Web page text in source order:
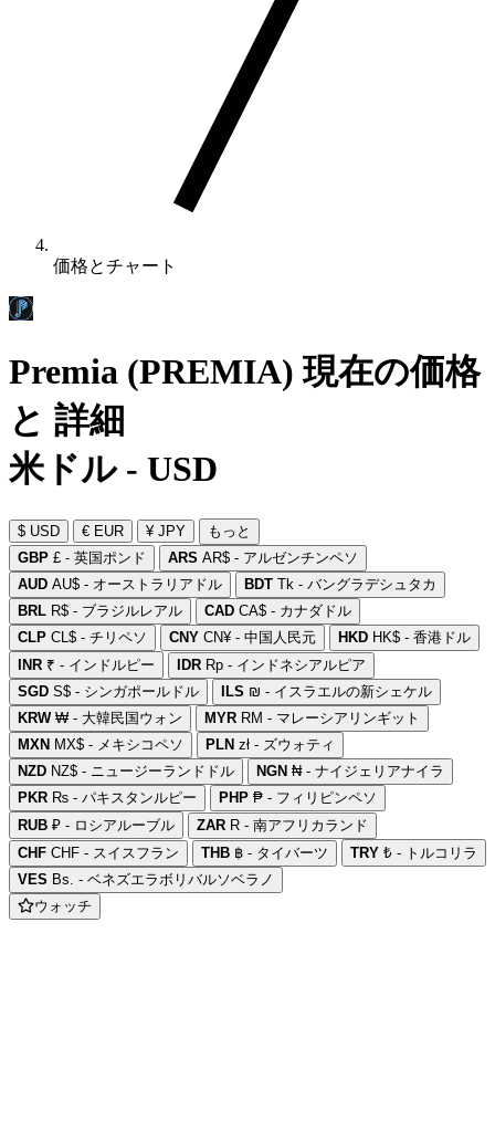
価格とチャート
Premia (PREMIA) 現在の価格
と 詳細
米ドル - USD
$ USD € EUR ¥ JPY
もっと
GBP £ - 英国ポンド ARS AR$ - アルゼンチンペソ
AUD AU$ - オーストラリアドル BDT Tk - バングラデシュタカ
BRL R$ - ブラジルレアル CAD CA$ - カナダドル
CLP CL$ - チリペソ CNY CN¥ - 中国人民元 HKD HK$ - 香港ドル
INR ₹ - インドルピー IDR Rp - インドネシアルピア
SGD S$ - シンガポールドル ILS ₪ - イスラエルの新シェケル
KRW₩ - 大韓民国ウォン MYR RM - マレーシアリンギット
MXN MX$ - メキシコペソ PLN zł - ズウォティ
NZD NZ$ - ニュージーランドドル NGN ₦ - ナイジェリアナイラ
PKR ₨ - パキスタンルピー PHP ₱ - フィリピンペソ
RUB ₽ - ロシアルーブル ZAR R - 南アフリカランド
CHF CHF - スイスフラン THB ฿ - タイバーツ TRY ₺ - トルコリラ
VES Bs. - ベネズエラボリバルソベラノ
ウォッチ